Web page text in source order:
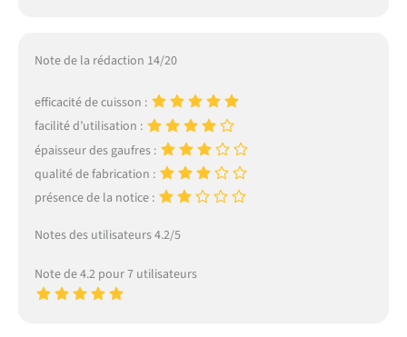
Note de la rédaction 14/20
efficacité de cuisson :
facilité d’utilisation :
épaisseur des gaufres :
qualité de fabrication :
présence de la notice :
Notes des utilisateurs 4.2/5
Note de 4.2 pour 7 utilisateurs